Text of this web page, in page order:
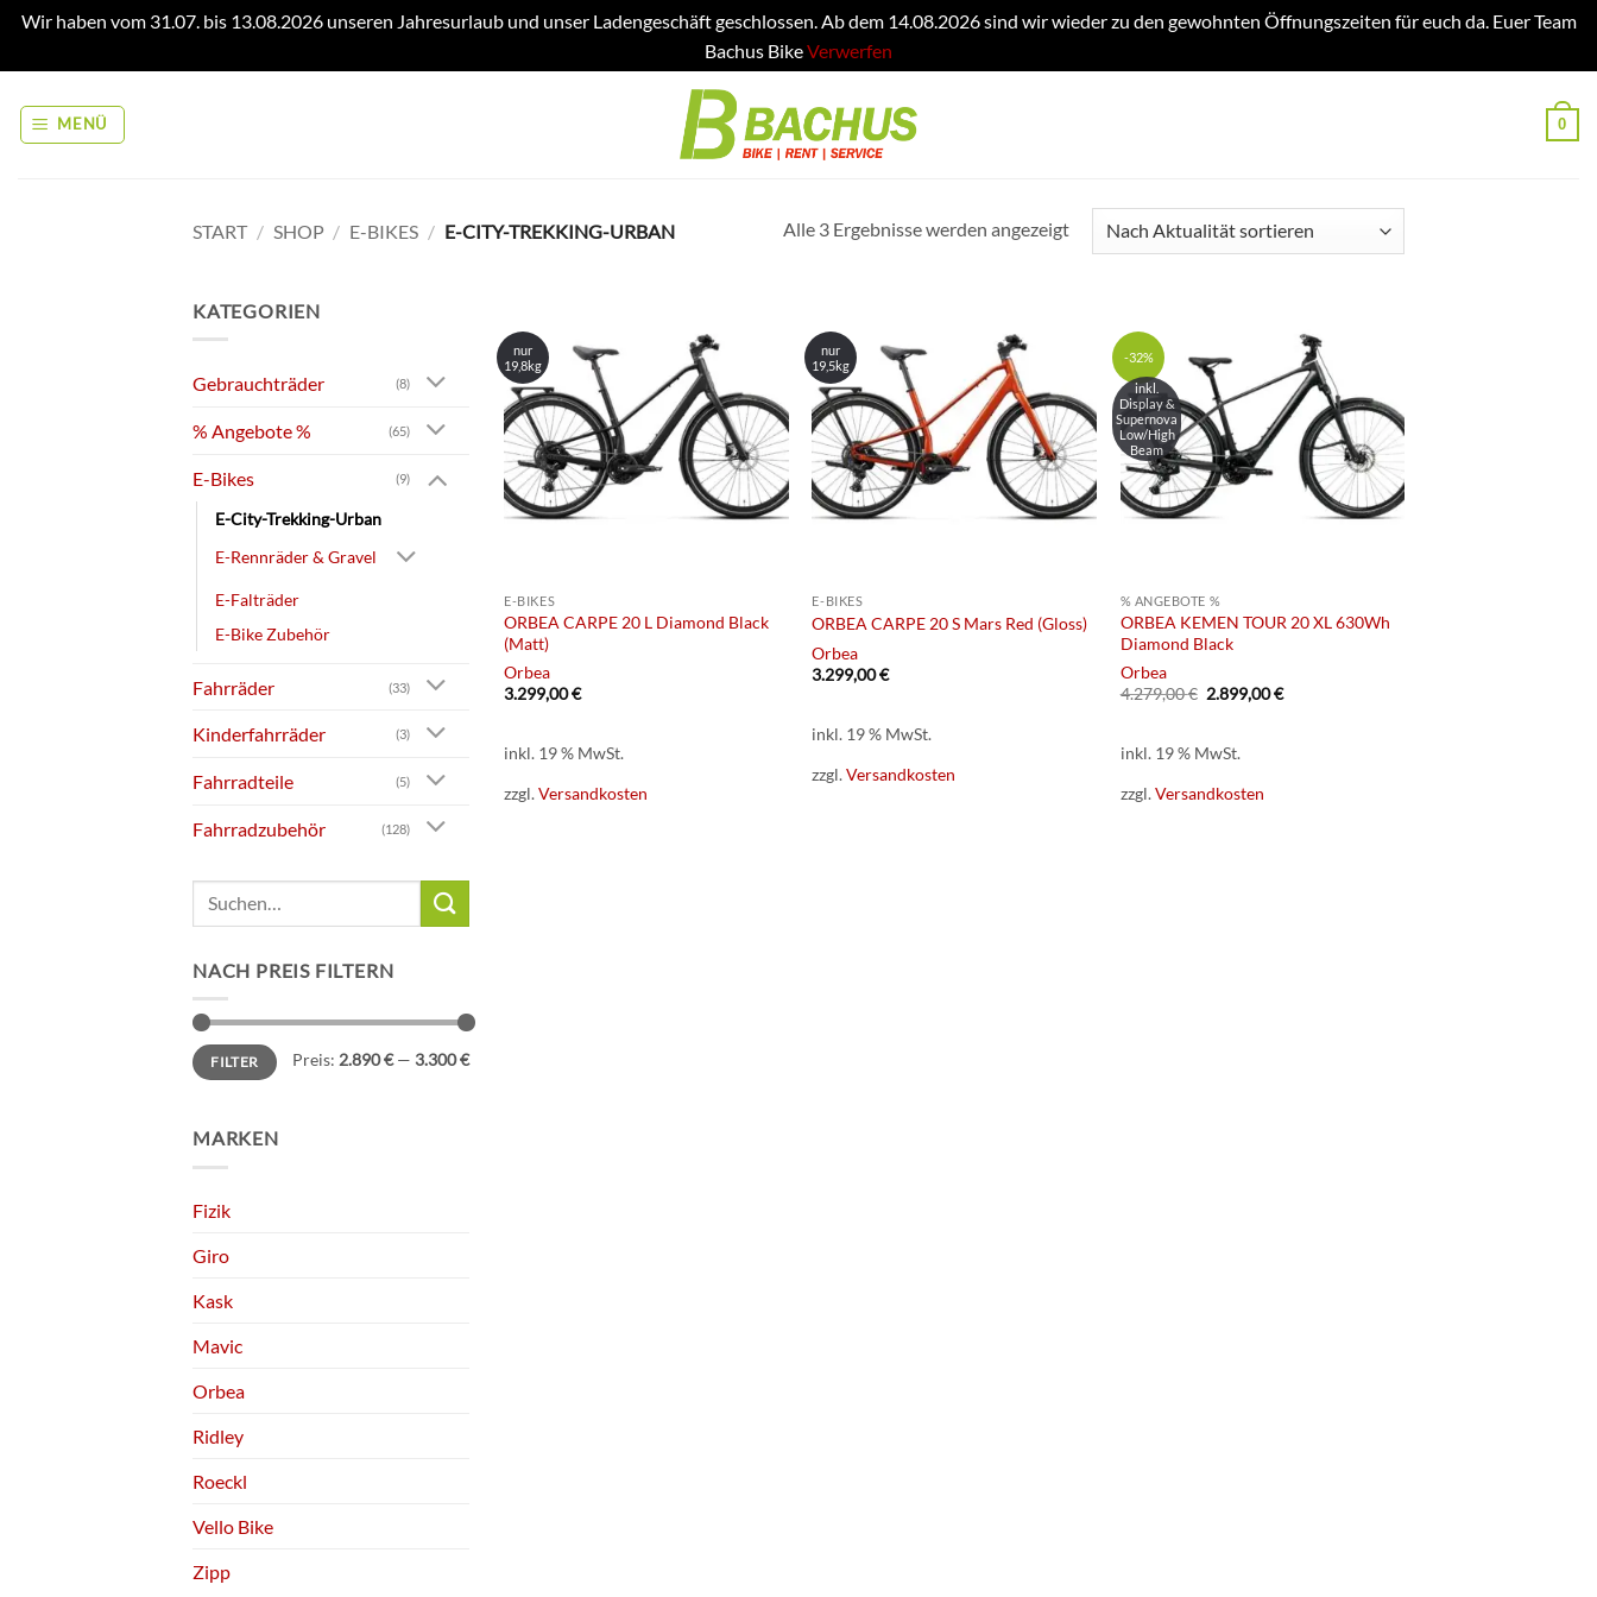
Wir haben vom 31.07. bis 13.08.2026 unseren Jahresurlaub und unser Ladengeschäft geschlossen. Ab dem 14.08.2026 sind wir wieder zu den gewohnten Öffnungszeiten für euch da. Euer Team
Bachus BikeVerwerfen
Inhalt
springen
MENÜ 0
START / SHOP / E-BIKES / E-CITY-TREKKING-URBAN Alle 3 Ergebnisse werden angezeigtNach
Aktualität
KATEGORIEN
Gebrauchträder (8)
% Angebote % (65)
E-Bikes (9)
E-City-Trekking-Urban
E-Rennräder & Gravel
E-Falträder
E-Bike Zubehör
Fahrräder (33)
Kinderfahrräder (3)
Fahrradteile (5)
Fahrradzubehör (128)
Suchen
NACH PREIS FILTERN
Min.
Preis
Max.
PreisFILTER Preis: 2.890 €— 3.300 €
MARKEN
Fizik
Giro
Kask
Mavic
Orbea
Ridley
Roeckl
Vello Bike
Zipp
nur
19,8kg
E-BIKES
ORBEA CARPE 20 L Diamond Black
(Matt)
Orbea
3.299,00€
inkl. 19 % MwSt.
zzgl.Versandkosten
nur
19,5kg
E-BIKES
ORBEA CARPE 20 S Mars Red (Gloss)
Orbea
3.299,00€
inkl. 19 % MwSt.
zzgl.Versandkosten
-32%
inkl.
Display &
Supernova
Low/High
Beam
% ANGEBOTE %
ORBEA KEMEN TOUR 20 XL 630Wh
Diamond Black
Orbea
4.279,00€ Ursprünglicher
2.899,00€Aktueller
inkl. 19 % MwSt.
zzgl.Versandkosten